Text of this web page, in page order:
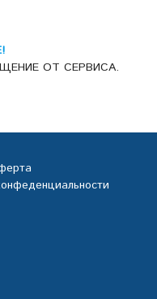
ОТ СЕРВИСА.